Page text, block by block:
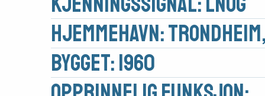
Hjemmehavn:
Bygget: 1960